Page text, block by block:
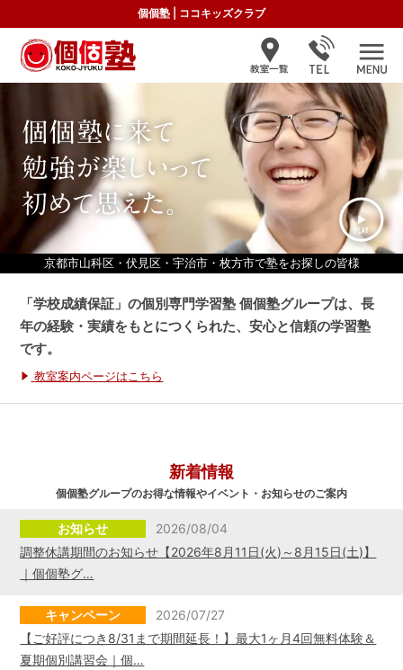
個個塾 ココキッズクラブ
京都市山科区・伏見区・宇治市・枚方市で塾をお探しの皆様
「学校成績保証」の個別専門学習塾 個個塾グループは、長
年の経験・実績をもとにつくられた、安心と信頼の学習塾
です。
教室案内ページはこちら
新着情報
個個塾グループのお得な情報やイベント・お知らせのご案内
お知らせ
2026/08/04
調整休講期間のお知らせ【2026年8月11日(火)～8月15日(土)】
｜個個塾グ…
キャンペーン
2026/07/27
【ご好評につき8/31まで期間延長！】最大1ヶ月4回無料体験＆
夏期個別講習会｜個…